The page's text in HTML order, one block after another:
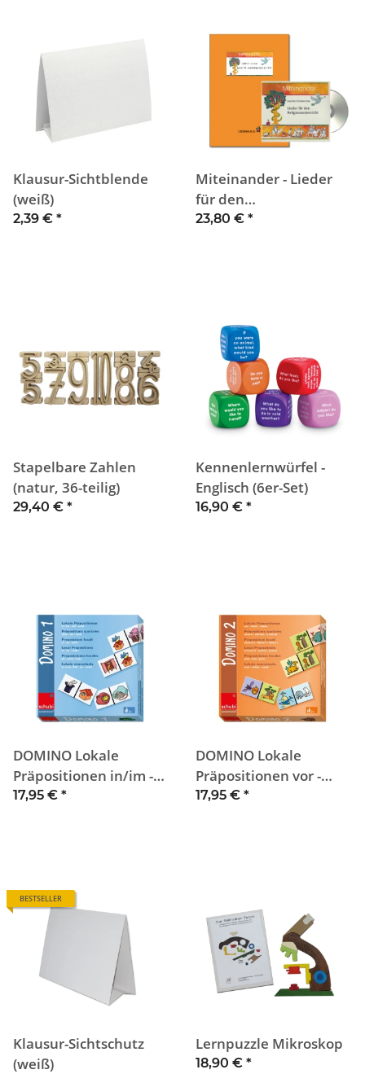
Klausur-Sichtblende
(weiß)
2,39 € *
Miteinander - Lieder
für den
Religionsunterricht (CD
23,80 € *
Stapelbare Zahlen
(natur, 36-teilig)
29,40 € *
Kennenlernwürfel -
Englisch (6er-Set)
16,90 € *
DOMINO Lokale
Präpositionen in/im -
auf - unter
17,95 € *
DOMINO Lokale
Präpositionen vor -
hinter - neben
17,95 € *
BESTSELLER
Klausur-Sichtschutz
(weiß)
Lernpuzzle Mikroskop
18,90 € *